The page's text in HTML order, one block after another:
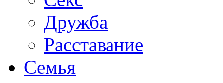
Дружба
Расставание
Семья